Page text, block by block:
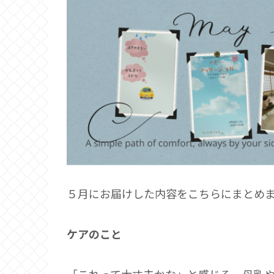
５月にお届けした内容をこちらにまとめ
ケアのこと